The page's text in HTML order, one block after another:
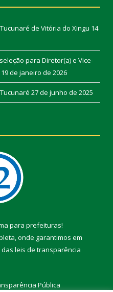
de Vitória do Xingu 14
para Diretor(a) e Vice-
19 de janeiro de 2026
27 de junho de 2025
para prefeituras!
onde garantimos em
leis de transparência
Pública